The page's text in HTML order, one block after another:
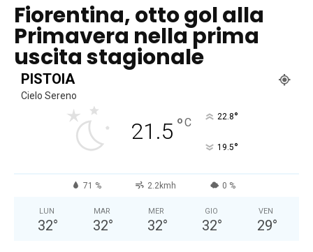
Fiorentina, otto gol alla
Primavera nella prima
uscita stagionale
PISTOIA
Cielo Sereno
21.5 °C 22.8°
19.5°
71 % 2.2kmh 0 %
LUN
32°
MAR
32°
MER
32°
GIO
32°
VEN
29°